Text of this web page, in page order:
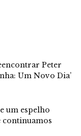
Peter
Um Novo Dia’
um espelho